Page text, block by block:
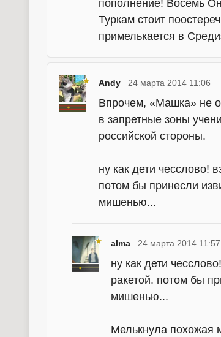
пополнение! Восемь
Туркам стоит
примелькается в
Andy 24 марта 2014 11:06
Впрочем, «Машка» не
в запретные зоны
российской стороны.
ну как дети чесслово!
потом бы принесли
мишенью...
alma 24 марта 2014 11:57
ну как дети
ракетой. потом бы
мишенью...
Мелькнула похожая